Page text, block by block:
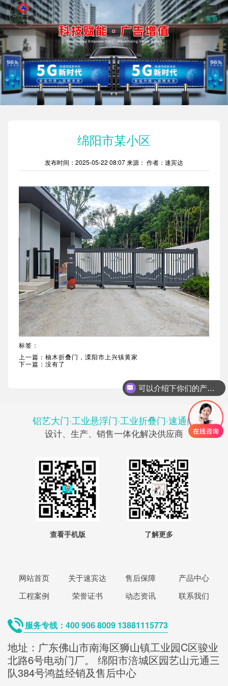
菜单
首页
关于我们
新闻资讯
联系我们
社会招聘
学生招聘
绵阳市某小区
发布时间：2025-05-22 08:07来源： 作者：速宾达
标签：
上一篇： 柚木折叠门，溧阳市上兴镇黄家
下一篇：没有了
铝艺大门·工业悬浮门·工业折叠门·速通门
设计、生产、销售一体化解决供应商
查看手机版 了解更多
网站首页 关于速宾达 售后保障
产品中心
工程案例
荣誉证书 动态资讯 联系我们
服务专线：400 906 8009 13881115773
地址：广东佛山市南海区狮山镇工业园C区骏业
北路6号电动门厂。 绵阳市涪城区园艺山元通三
队384号鸿益经销及售后中心
可以介绍下你们的产品么